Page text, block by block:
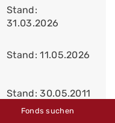
Stand:
31.03.2026
Stand: 11.05.2026
Stand: 30.05.2011
Fonds suchen